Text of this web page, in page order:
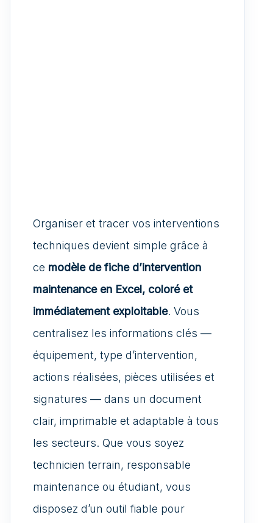
Organiser et tracer vos interventions
techniques devient simple grâce à
ce modèle de fiche d’intervention
maintenance en Excel, coloré et
immédiatement exploitable. Vous
centralisez les informations clés —
équipement, type d’intervention,
actions réalisées, pièces utilisées et
signatures — dans un document
clair, imprimable et adaptable à tous
les secteurs. Que vous soyez
technicien terrain, responsable
maintenance ou étudiant, vous
disposez d’un outil fiable pour